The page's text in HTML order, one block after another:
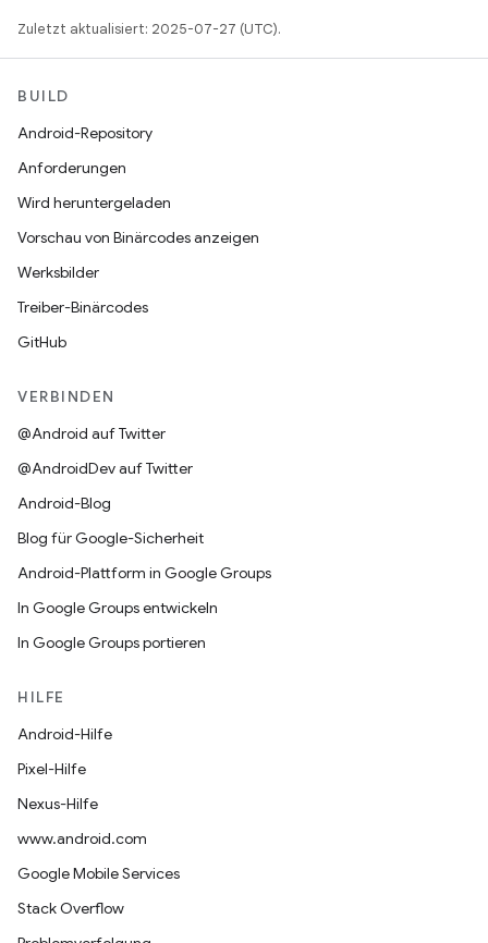
Zuletzt aktualisiert: 2025-07-27 (UTC).
BUILD
Android-Repository
Anforderungen
Wird heruntergeladen
Vorschau von Binärcodes anzeigen
Werksbilder
Treiber-Binärcodes
GitHub
VERBINDEN
@Android auf Twitter
@AndroidDev auf Twitter
Android-Blog
Blog für Google-Sicherheit
Android-Plattform in Google Groups
In Google Groups entwickeln
In Google Groups portieren
HILFE
Android-Hilfe
Pixel-Hilfe
Nexus-Hilfe
www.android.com
Google Mobile Services
Stack Overflow